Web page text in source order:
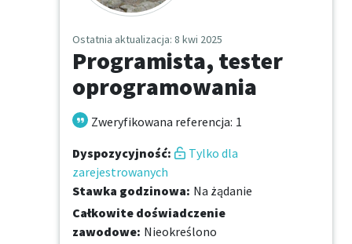
Ostatnia aktualizacja: 8 kwi 2025
Programista, tester
oprogramowania
Zweryfikowana referencja: 1
Dyspozycyjność:
Tylko dla
zarejestrowanych
Stawka godzinowa: Na żądanie
Całkowite doświadczenie
zawodowe: Nieokreślono